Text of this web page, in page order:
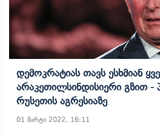
Დემოკრატიას Თავს Ესხმიან
Არაკეთილსინდისიერი Გზით -
Რუსეთის Აგრესიაზე
01 მარტი 2022, 16:11